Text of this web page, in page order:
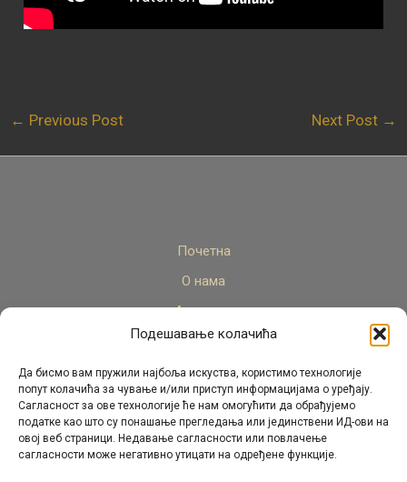
Подешавање колачића
Да бисмо вам пружили најбоља искуства, користимо технологије
попут колачића за чување и/или приступ информацијама о уређају.
Сагласност за ове технологије ће нам омогућити да обрађујемо
податке као што су понашање прегледања или јединствени ИД-ови на
овој веб страници. Недавање сагласности или повлачење
сагласности може негативно утицати на одређене функције.
← Previous Post Next Post →
Почетна
О нама
Актуелно
Стручни кадар
Пројекти
Архива
Контакт